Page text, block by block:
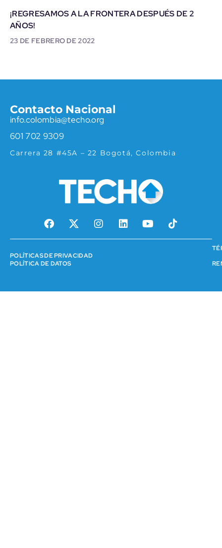
¡REGRESAMOS A LA FRONTERA DESPUÉS DE 2
AÑOS!
23 DE FEBRERO DE 2022
Contacto Nacional
info.colombia@techo.org
601 702 9309
Carrera 28 #45A – 22 Bogotá, Colombia
POLÍTICAS DE PRIVACIDAD
POLÍTICA DE DATOS